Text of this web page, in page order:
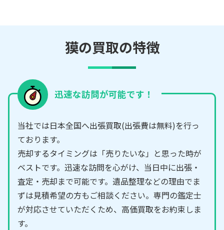
獏の買取の特徴
迅速な訪問が可能です！
当社では日本全国へ出張買取(出張費は無料)を行っ
ております。
売却するタイミングは「売りたいな」と思った時が
ベストです。迅速な訪問を心がけ、当日中に出張・
査定・売却まで可能です。遺品整理などの理由でま
ずは見積希望の方もご相談ください。専門の鑑定士
が対応させていただくため、高価買取をお約束しま
す。